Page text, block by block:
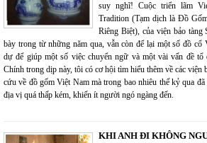
suy nghĩ! Cuộc triển lãm
Tradition (Tạm dịch là Đồ
Riêng Biệt), của viện bảo
bày trong từ những năm qua, vẫn còn để lại một số đồ cổ
dự để giúp một số việc chuyển ngữ và một vài vấn đề tổ
Chính trong dịp này, tôi có cơ hội tìm hiểu thêm về các viện
cứu về đồ gốm Việt Nam mà trong bao nhiêu thế kỷ qua
địa vị quá thấp kém, khiến ít người ngó ngàng đến.
KHI ANH ĐI KHÔNG